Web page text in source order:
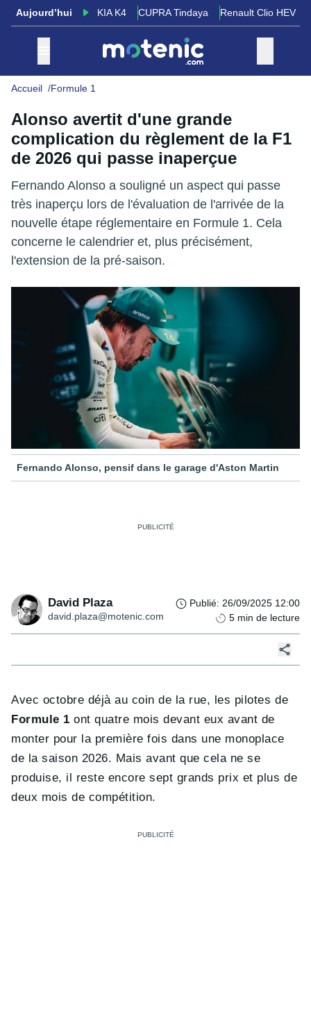
Aujourd’hui KIA K4 CUPRA Tindaya Renault Clio HEV
Accueil Formule 1
Alonso avertit d'une grande
complication du règlement de la F1
de 2026 qui passe inaperçue
Fernando Alonso a souligné un aspect qui passe
très inaperçu lors de l'évaluation de l'arrivée de la
nouvelle étape réglementaire en Formule 1. Cela
concerne le calendrier et, plus précisément,
l'extension de la pré-saison.
Fernando Alonso, pensif dans le garage d'Aston Martin
David Plaza
david.plaza@motenic.com
Publié: 26/09/2025 12:00
5 min de lecture
Avec octobre déjà au coin de la rue, les pilotes de
Formule 1 ont quatre mois devant eux avant de
monter pour la première fois dans une monoplace
de la saison 2026. Mais avant que cela ne se
produise, il reste encore sept grands prix et plus de
deux mois de compétition.